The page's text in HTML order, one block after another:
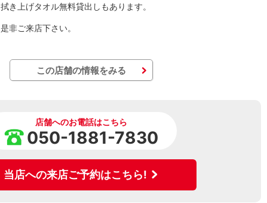
拭き上げタオル無料貸出しもあります。
是非ご来店下さい。
この店舗の情報をみる
店舗へのお電話はこちら
050-1881-7830
当店への来店ご予約はこちら!